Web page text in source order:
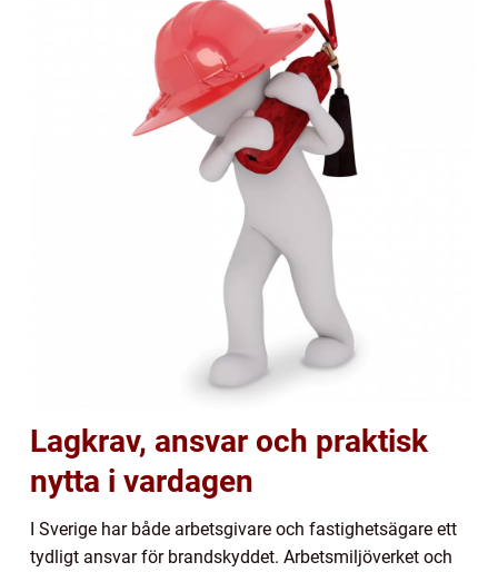
Lagkrav, ansvar och praktisk
nytta i vardagen
I Sverige har både arbetsgivare och fastighetsägare ett
tydligt ansvar för brandskyddet. Arbetsmiljöverket och